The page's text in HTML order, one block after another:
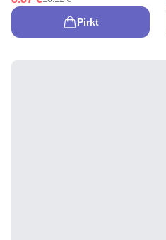
Pirkt